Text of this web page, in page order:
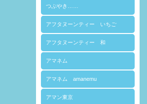
つぶやき……
アフタヌーンティー いちご
アフタヌーンティー 和
アマネム
アマネム amanemu
アマン東京